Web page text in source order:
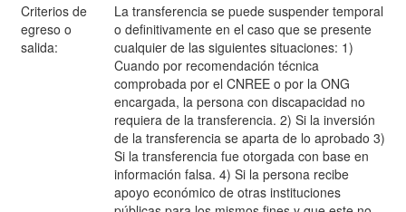
Criterios de
egreso o
salida:
La transferencia se puede suspender temporal
o definitivamente en el caso que se presente
cualquier de las siguientes situaciones: 1)
Cuando por recomendación técnica
comprobada por el CNREE o por la ONG
encargada, la persona con discapacidad no
requiera de la transferencia. 2) Si la inversión
de la transferencia se aparta de lo aprobado 3)
Si la transferencia fue otorgada con base en
información falsa. 4) Si la persona recibe
apoyo económico de otras instituciones